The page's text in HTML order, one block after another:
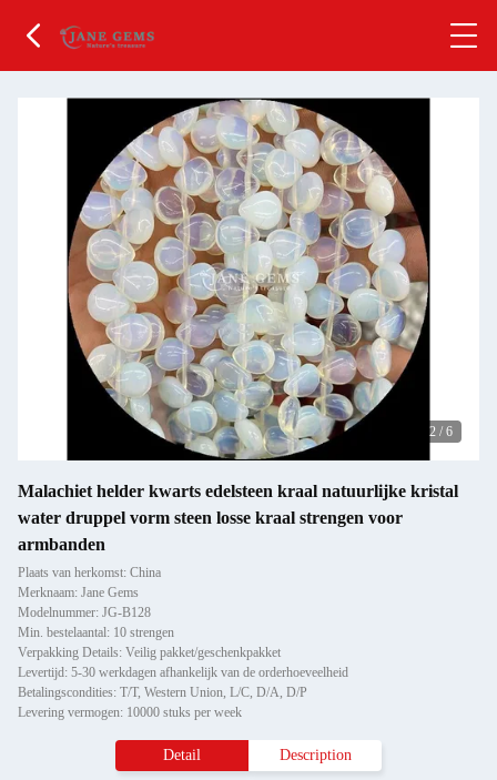
2 / 6
Malachiet helder kwarts edelsteen kraal natuurlijke kristal
water druppel vorm steen losse kraal strengen voor
armbanden
Plaats van herkomst: China
Merknaam: Jane Gems
Modelnummer: JG-B128
Min. bestelaantal: 10 strengen
Verpakking Details: Veilig pakket/geschenkpakket
Levertijd: 5-30 werkdagen afhankelijk van de orderhoeveelheid
Betalingscondities: T/T, Western Union, L/C, D/A, D/P
Levering vermogen: 10000 stuks per week
Detail Description